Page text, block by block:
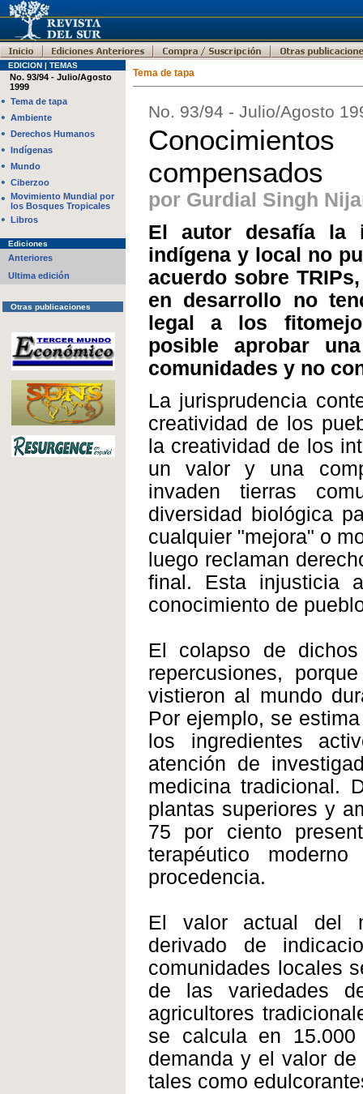
EDICION | TEMAS
No. 93/94 - Julio/Agosto
1999
• Tema de tapa
• Ambiente
• Derechos Humanos
• Indígenas
• Mundo
• Ciberzoo
• Movimiento Mundial por
los Bosques Tropicales
• Libros
Ediciones
Anteriores
Ultima edición
Otras publicaciones
Tema de tapa
No. 93/94 - Julio/Agosto
compensados
por Gurdial Singh
El autor desafía la
indígena y local no
acuerdo sobre
en desarrollo no
legal a los
posible aprobar
comunidades y no
La jurisprudencia
creatividad de los
la creatividad de los
un valor y una
invaden tierras
diversidad biológica
cualquier "mejora" o
luego reclaman
final. Esta injusticia
conocimiento de
El colapso de
repercusiones,
vistieron al mundo
Por ejemplo, se
los ingredientes
atención de
medicina tradicional.
plantas superiores y
75 por ciento
terapéutico
procedencia.
El valor actual del
derivado de
comunidades locales
de las variedades
agricultores
se calcula en
demanda y el valor
tales como